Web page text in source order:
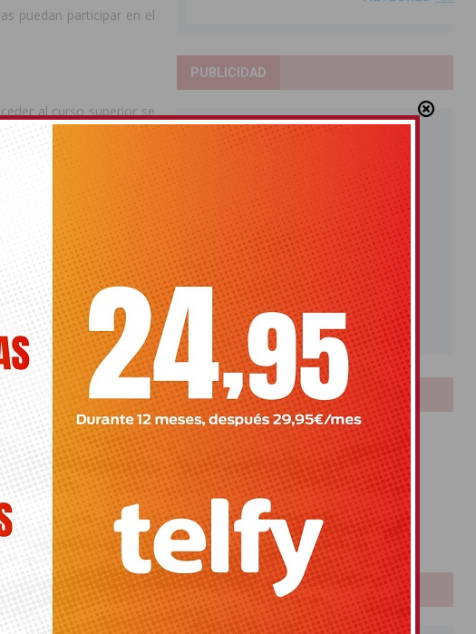
puedan participar en el
al curso superior se
a los procedimientos
curso de Bachillerato o
los días exactos
caso, las evaluaciones
y se deberán haber
previas al acceso
de refuerzo EXIT II, que
lectivo para superar
de 9 millones de
que ya ha descendido
autonomía se sitúe
más baja, situada
para 2020. A estos 4,5
dos años.
PUBLICIDAD
LOTERIAS
Bonoloto
Primitiva
El Gordo
Euromillones
Loteria
Once
PUBLICIDAD